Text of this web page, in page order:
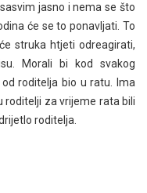
jasno i nema se što
će se to ponavljati. To
struka htjeti odreagirati,
Morali bi kod svakog
roditelja bio u ratu. Ima
roditelji za vrijeme rata bili
roditelja.